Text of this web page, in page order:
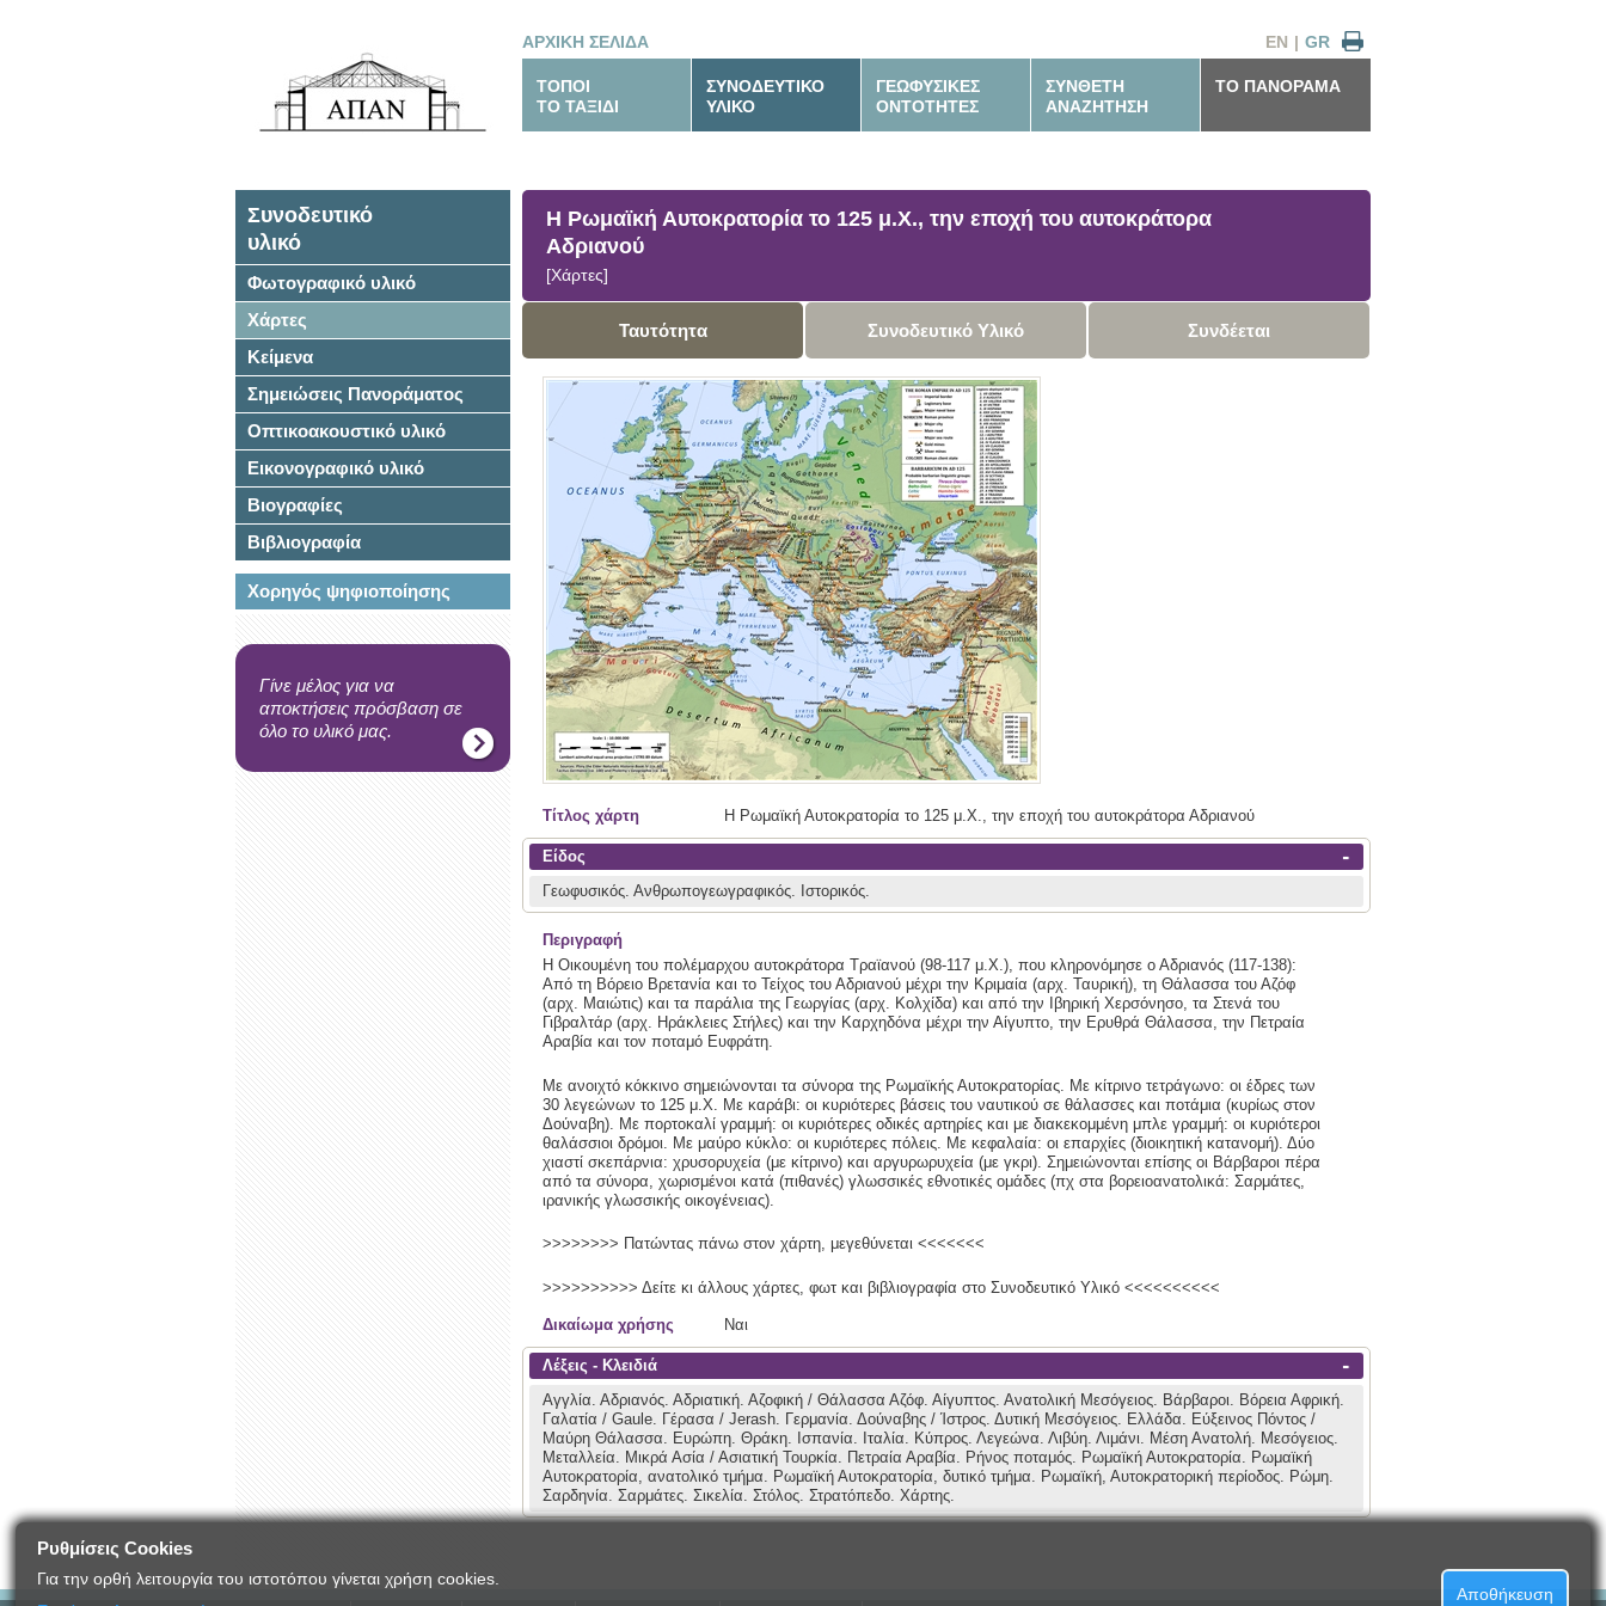
ΑΡΧΙΚΗ ΣΕΛΙΔΑ GR
|
EN
ΤΟΠΟΙ
ΤΟ ΤΑΞΙΔΙ
ΣΥΝΟΔΕΥΤΙΚΟ
ΥΛΙΚΟ
ΓΕΩΦΥΣΙΚΕΣ
ΟΝΤΟΤΗΤΕΣ
ΣΥΝΘΕΤΗ
ΑΝΑΖΗΤΗΣΗ
ΤΟ ΠΑΝΟΡΑΜΑ
Συνοδευτικό
υλικό
Φωτογραφικό υλικό
Χάρτες
Κείμενα
Σημειώσεις Πανοράματος
Οπτικοακουστικό υλικό
Εικονογραφικό υλικό
Βιογραφίες
Βιβλιογραφία
Χορηγός ψηφιοποίησης
Γίνε μέλος για να
αποκτήσεις πρόσβαση σε
όλο το υλικό μας.
H Ρωμαϊκή Αυτοκρατορία το 125 μ.Χ., την εποχή του αυτοκράτορα
Αδριανού
[Χάρτες]
Ταυτότητα Συνοδευτικό Υλικό Συνδέεται
Τίτλος χάρτη H Ρωμαϊκή Αυτοκρατορία το 125 μ.Χ., την εποχή του αυτοκράτορα Αδριανού
Είδος -
Γεωφυσικός. Ανθρωπογεωγραφικός. Ιστορικός.
Περιγραφή
Η Οικουμένη του πολέμαρχου αυτοκράτορα Τραϊανού (98-117 μ.Χ.), που κληρονόμησε ο Αδριανός (117-138):
Από τη Βόρειο Βρετανία και το Τείχος του Αδριανού μέχρι την Κριμαία (αρχ. Ταυρική), τη Θάλασσα του Αζόφ
(αρχ. Μαιώτις) και τα παράλια της Γεωργίας (αρχ. Κολχίδα) και από την Ιβηρική Χερσόνησο, τα Στενά του
Γιβραλτάρ (αρχ. Ηράκλειες Στήλες) και την Καρχηδόνα μέχρι την Αίγυπτο, την Ερυθρά Θάλασσα, την Πετραία
Αραβία και τον ποταμό Ευφράτη.
Με ανοιχτό κόκκινο σημειώνονται τα σύνορα της Ρωμαϊκής Αυτοκρατορίας. Με κίτρινο τετράγωνο: οι έδρες των
30 λεγεώνων το 125 μ.Χ. Με καράβι: οι κυριότερες βάσεις του ναυτικού σε θάλασσες και ποτάμια (κυρίως στον
Δούναβη). Με πορτοκαλί γραμμή: οι κυριότερες οδικές αρτηρίες και με διακεκομμένη μπλε γραμμή: οι κυριότεροι
θαλάσσιοι δρόμοι. Με μαύρο κύκλο: οι κυριότερες πόλεις. Με κεφαλαία: οι επαρχίες (διοικητική κατανομή). Δύο
χιαστί σκεπάρνια: χρυσορυχεία (με κίτρινο) και αργυρωρυχεία (με γκρι). Σημειώνονται επίσης οι Βάρβαροι πέρα
από τα σύνορα, χωρισμένοι κατά (πιθανές) γλωσσικές εθνοτικές ομάδες (πχ στα βορειοανατολικά: Σαρμάτες,
ιρανικής γλωσσικής οικογένειας).
>>>>>>>> Πατώντας πάνω στον χάρτη, μεγεθύνεται <<<<<<<
>>>>>>>>>> Δείτε κι άλλους χάρτες, φωτ και βιβλιογραφία στο Συνοδευτικό Υλικό <<<<<<<<<<
Δικαίωμα χρήσης Ναι
Λέξεις - Κλειδιά -
Αγγλία. Αδριανός. Αδριατική. Αζοφική / Θάλασσα Αζόφ. Αίγυπτος. Ανατολική Μεσόγειος. Βάρβαροι. Βόρεια Αφρική.
Γαλατία / Gaule. Γέρασα / Jerash. Γερμανία. Δούναβης / Ίστρος. Δυτική Μεσόγειος. Ελλάδα. Εύξεινος Πόντος /
Μαύρη Θάλασσα. Ευρώπη. Θράκη. Ισπανία. Ιταλία. Κύπρος. Λεγεώνα. Λιβύη. Λιμάνι. Μέση Ανατολή. Μεσόγειος.
Μεταλλεία. Μικρά Ασία / Ασιατική Τουρκία. Πετραία Αραβία. Ρήνος ποταμός. Ρωμαϊκή Αυτοκρατορία. Ρωμαϊκή
Αυτοκρατορία, ανατολικό τμήμα. Ρωμαϊκή Αυτοκρατορία, δυτικό τμήμα. Ρωμαϊκή, Αυτοκρατορική περίοδος. Ρώμη.
Σαρδηνία. Σαρμάτες. Σικελία. Στόλος. Στρατόπεδο. Χάρτης.
Ρυθμίσεις Cookies
Για την ορθή λειτουργία του ιστοτόπου γίνεται χρήση cookies.
Αποθήκευση